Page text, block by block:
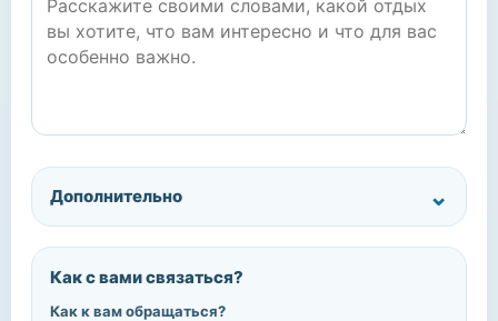
Дополнительно
Как с вами связаться?
Как к вам обращаться?